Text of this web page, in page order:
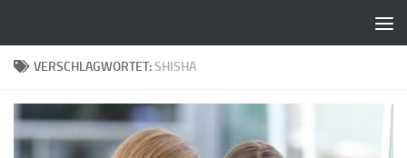
VERSCHLAGWORTET:SHISHA